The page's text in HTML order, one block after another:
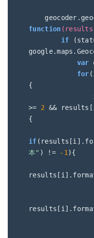
function (
if
var
for
{
>= 2 &&
{
if
本" ) != -1){